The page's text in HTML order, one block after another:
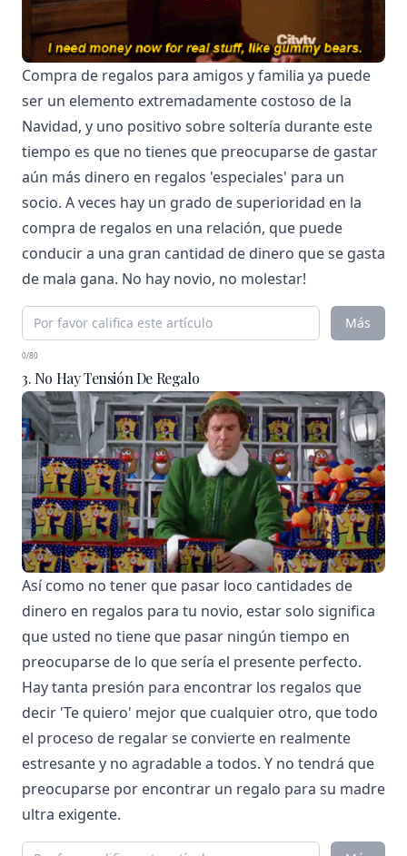
Compra de regalos para amigos y familia ya puede
ser un elemento extremadamente costoso de la
Navidad, y uno positivo sobre soltería durante este
tiempo es que no tienes que preocuparse de gastar
aún más dinero en regalos 'especiales' para un
socio. A veces hay un grado de superioridad en la
compra de regalos en una relación, que puede
conducir a una gran cantidad de dinero que se gasta
de mala gana. No hay novio, no molestar!
Más
0/80
3. No Hay Tensión De Regalo
Así como no tener que pasar loco cantidades de
dinero en regalos para tu novio, estar solo significa
que usted no tiene que pasar ningún tiempo en
preocuparse de lo que sería el presente perfecto.
Hay tanta presión para encontrar los regalos que
decir 'Te quiero' mejor que cualquier otro, que todo
el proceso de regalar se convierte en realmente
estresante y no agradable a todos. Y no tendrá que
preocuparse por encontrar un regalo para su madre
ultra exigente.